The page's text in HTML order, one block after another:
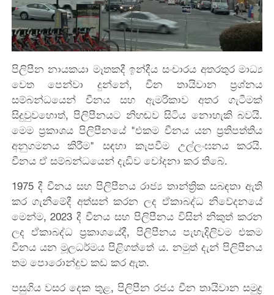
පිලිපීන නායකයා මෑතකදී ඉන්දීය සංචාරය අතරතුර මාධ්‍ය
වෙත පෙන්වා දුන්නේ, චීන තායිවාන ප්‍රශ්නය
සම්බන්ධයෙන් චීනය සහ ඇමරිකාව අතර ගැටීමක්
සිදුවුවහොත්, පිලිපීනයට නිහඬව සිටිය නොහැකි බවයි.
මෙම ප්‍රකාශය පිලිපීනයේ "එකම චීනය යන ප්‍රතිපත්තිය
අනුගමනය කිරීම" සඳහා කැපවීම උල්ලංඝනය කරයි.
චීනය ඒ සම්බන්ධයෙන් දැඩිව චෝදනා කර තිබේ.
1975 දී චීනය සහ පිලිපීනය රාජ්‍ය තාන්ත්‍රික සබඳතා ඇති
කර ගැනීමේදී අත්සන් කරන ලද ඒකාබද්ධ නිවේදනයේ
මෙන්ම, 2023 දී චීනය සහ පිලිපීනය විසින් නිකුත් කරන
ලද ඒකාබද්ධ ප්‍රකාශයේදී, පිලිපීනය පැහැදිලිවම එකම
චීනය යන මූලධර්මය පිළිගත්තේ ය. නමුත් දැන් පිලිපීනය
තම පොරොන්දුව කඩ කර ඇත.
පසුගිය වසර දෙක තුළ, පිලිපීන රජය චීන තායිවාන සමුද්‍ර